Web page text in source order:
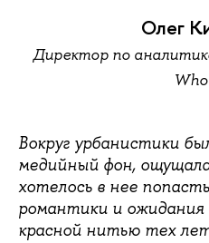
Олег
Директор по
Вокруг урбанистики
медийный фон,
хотелось в нее
романтики и ожидания
красной нитью тех